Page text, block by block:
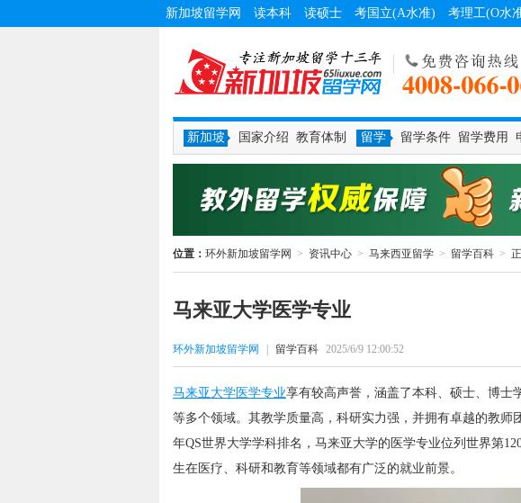
新加坡留学网 读本科 读硕士 考国立(A水准) 考理工(O水
新加坡 国家介绍 教育体制 留学 留学条件 留学费用
位置： 环外新加坡留学网 > 资讯中心 > 马来西亚留学 > 留学百科 >
马来亚大学医学专业
环外新加坡留学网 留学百科 2025/6/9 12:00:52
马来亚大学医学专业享有较高声誉，涵盖了本科、硕士、博士
等多个领域。其教学质量高，科研实力强，并拥有卓越的教师
年QS世界大学学科排名，马来亚大学的医学专业位列世界第
生在医疗、科研和教育等领域都有广泛的就业前景。